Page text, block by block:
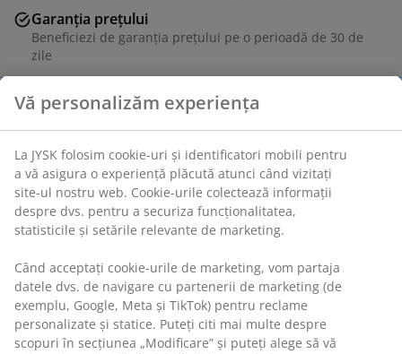
Garanția prețului
Beneficiezi de garanția prețului pe o perioadă de 30 de
zile
Alege varianta de livrare care ți se potrivește cel mai
bine
Unitate de stoc: 6877501
Specificații
Recenzii
Vă personalizăm experiența
La JYSK folosim cookie-uri și identificatori mobili pentru
a vă asigura o experiență plăcută atunci când vizitați
site-ul nostru web. Cookie-urile colectează informații
despre dvs. pentru a securiza funcționalitatea,
statisticile și setările relevante de marketing.
Când acceptați cookie-urile de marketing, vom partaja
datele dvs. de navigare cu partenerii de marketing (de
exemplu, Google, Meta și TikTok) pentru reclame
personalizate și statice. Puteți citi mai multe despre
scopuri în secțiunea „Modificare” și puteți alege să vă